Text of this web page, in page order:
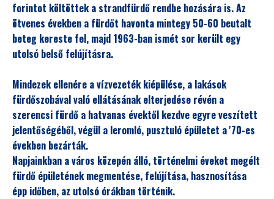
forintot költöttek a strandfürdő rendbe hozására is. Az
ötvenes években a fürdőt havonta mintegy 50-60 beutalt
beteg kereste fel, majd 1963-ban ismét sor került egy
utolsó belső felújításra.
Mindezek ellenére a vízvezeték kiépülése, a lakások
fürdőszobával való ellátásának elterjedése révén a
szerencsi fürdő a hatvanas évektől kezdve egyre veszített
jelentőségéből, végül a leromló, pusztuló épületet a '70-es
években bezárták.
Napjainkban a város közepén álló, történelmi éveket megélt
fürdő épületének megmentése, felújítása, hasznosítása
épp időben, az utolsó órákban történik.